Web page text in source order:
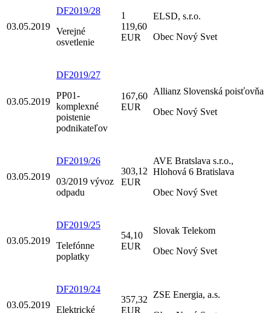
03.05.2019
DF2019/28
Verejné
osvetlenie
1
119,60
EUR
ELSD, s.r.o.
Obec Nový Svet
03.05.2019
DF2019/27
PP01-
komplexné
poistenie
podnikateľov
167,60
EUR
Allianz Slovenská poisťovňa
Obec Nový Svet
03.05.2019
DF2019/26
03/2019 vývoz
odpadu
303,12
EUR
AVE Bratslava s.r.o.,
Hlohová 6 Bratislava
Obec Nový Svet
03.05.2019
DF2019/25
Telefónne
poplatky
54,10
EUR
Slovak Telekom
Obec Nový Svet
03.05.2019
DF2019/24
Elektrické
357,32
EUR
ZSE Energia, a.s.